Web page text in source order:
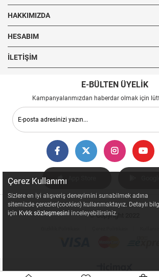
HAKKIMIZDA
HESABIM
İLETIŞIM
E-BÜLTEN ÜYELİK
Kampanyalarımızdan haberdar olmak için
© Copyright 2022
Çerez Kullanımı
Sizlere en iyi alışveriş deneyimini sunabilmek adına
sitemizde çerezler(cookies) kullanmaktayız. Detaylı
için Kvkk sözleşmesini inceleyebilirsiniz.